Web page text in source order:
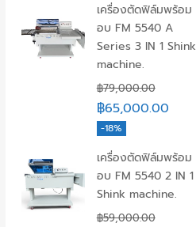
เครื่องตัดฟิล์มพร้อม
อบ FM 5540 A
Series 3 IN 1 Shink
machine.
฿79,000.00
฿65,000.00
-18%
เครื่องตัดฟิล์มพร้อม
อบ FM 5540 2 IN 1
Shink machine.
฿59,000.00